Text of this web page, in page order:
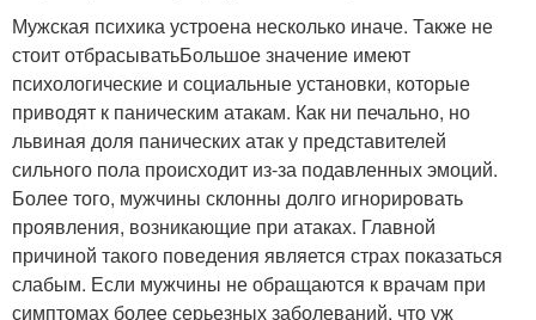
Мужская психика устроена несколько иначе. Также не
стоит отбрасыватьБольшое значение имеют
психологические и социальные установки, которые
приводят к паническим атакам. Как ни печально, но
львиная доля панических атак у представителей
сильного пола происходит из-за подавленных эмоций.
Более того, мужчины склонны долго игнорировать
проявления, возникающие при атаках. Главной
причиной такого поведения является страх показаться
слабым. Если мужчины не обращаются к врачам при
симптомах более серьезных заболеваний, что уж